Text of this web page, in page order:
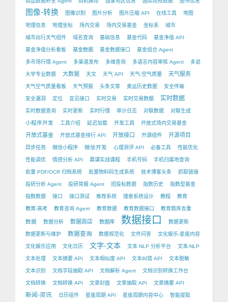
图像-转换 图像识别 图片分析 图片压缩 API 在线工具 地图
地理信息 地理坐标 场内交易 场内交易基金 坐标系 城市
城市出行天气组件 域名查询 基础信息 基金代码 基金净值 API
基金净值分析看板 基金数据 基金数据接口 基金组合 Agent
多市场行情 Agent 多渠道发布 多维查询 多语言内容审核 Agent 多说
大学专业数据 大数据 天文 天气 API 天气-空气质量 天气服务
天气空气质量看板 天气预报 头条文章 奥运历史数据 安全传输
安全漏洞 定位 宜忌接口 实时交易 实时交易数据 实时数据
实时数据查询 实时更新 实时行情 审计日志 对联数据 对联生成
小程序开发 工具介绍 延迟加载 开发工具 开放式场内交易基金
开放式基金 开放式基金排行 API 开放接口 开源组件 开源项目
异步任务 微信小程序 微信开发 心理测评 API 必备工具 性能优化
性能调优 情感分析 API 慕课实战课程 手机号码 手机归属地查询
批量 PDF/OCR 归档系统 批量物料码生成系统 技术博客头条 抓取链接
投研分析 Agent 投研简报 Agent 招投标数据 指数历史 指数型基金
指数数据 接口 接口测试 推荐系统 搜索系统设计 教程 教育
教育-高考 教育咨询 Agent 教育数据 教育数据接口 教育题库去重
数据 数据分析 数据商店 数据库 数据接口 数据更新
数据更新与维护 数据查询 数据规范化 文件问答 文化娱乐-星座内容
文化娱乐应用 文化日历 文字-文本 文本 NLP 分析平台 文本-NLP
文本处理 文本摘要 API 文本相似度 API 文本纠错 API 文本脱敏
文本识别 文档字段抽取 API 文档解析 Agent 文档识别转换工作台
文档转换 文档转换 API 文章封面 文章抽取 API 文章摘要 API
新闻-资讯 日历组件 星座周期 API 星座周期内容中心 智能提取